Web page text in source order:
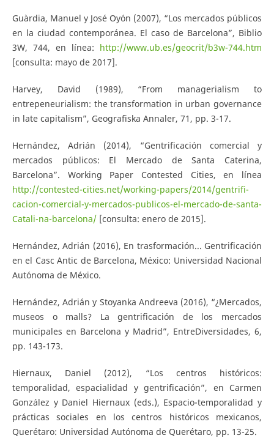
Guàrdia, Manuel y José Oyón (2007), “Los mercados públicos
en la ciudad contemporánea. El caso de Barcelona”, Biblio
3W, 744, en línea: http://www.ub.es/geocrit/b3w-744.htm
[consulta: mayo de 2017].
Harvey, David (1989), “From managerialism to
entrepeneurialism: the transformation in urban governance
in late capitalism”, Geografiska Annaler, 71, pp. 3-17.
Hernández, Adrián (2014), “Gentrificación comercial y
mercados públicos: El Mercado de Santa Caterina,
Barcelona”. Working Paper Contested Cities, en línea
http://contested-cities.net/working-papers/2014/gentrifi-
cacion-comercial-y-mercados-publicos-el-mercado-de-santa-
Catali-na-barcelona/[consulta: enero de 2015].
Hernández, Adrián (2016), En trasformación... Gentrificación
en el Casc Antic de Barcelona, México: Universidad Nacional
Autónoma de México.
Hernández, Adrián y Stoyanka Andreeva (2016), “¿Mercados,
museos o malls? La gentrificación de los mercados
municipales en Barcelona y Madrid”, EntreDiversidades, 6,
pp. 143-173.
Hiernaux, Daniel (2012), “Los centros históricos:
temporalidad, espacialidad y gentrificación”, en Carmen
González y Daniel Hiernaux (eds.), Espacio-temporalidad y
prácticas sociales en los centros históricos mexicanos,
Querétaro: Universidad Autónoma de Querétaro, pp. 13-25.